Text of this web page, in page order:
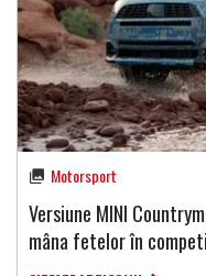
Motorsport
Versiune MINI
mâna fetelor în